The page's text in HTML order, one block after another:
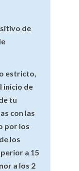
de
estricto,
inicio de
tu
con las
por los
los
a 15
a los 2